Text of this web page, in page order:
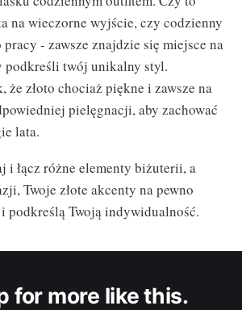
na wieczorne wyjście, czy codzienny
- zawsze znajdzie się miejsce na
podkreśli twój unikalny styl.
że złoto chociaż piękne i zawsze na
pielęgnacji, aby zachować
lata.
i łącz różne elementy biżuterii, a
Twoje złote akcenty na pewno
podkreślą Twoją indywidualność.
for more like this.